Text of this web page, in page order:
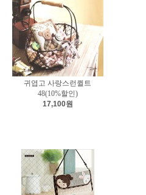
귀엽고 사랑스런퀼트
48(10%할인)
17,100원